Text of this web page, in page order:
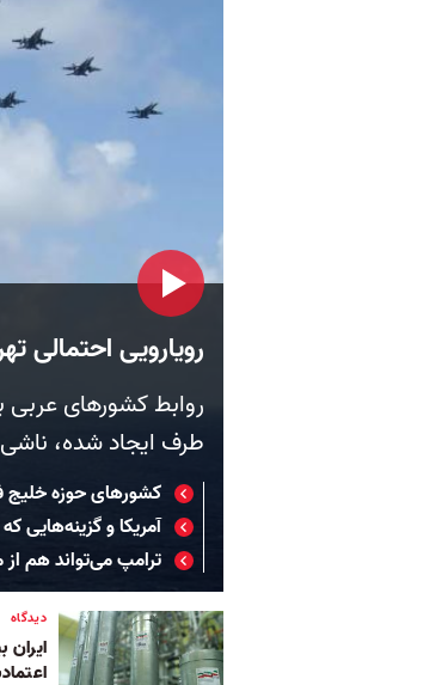
رویارویی احتمالی
روابط کشورهای عربی
طرف ایجاد شده،
کشورهای حوزه خلیج
آمریکا و گزینه‌هایی
ترامپ می‌تواند هم
دیدگاه